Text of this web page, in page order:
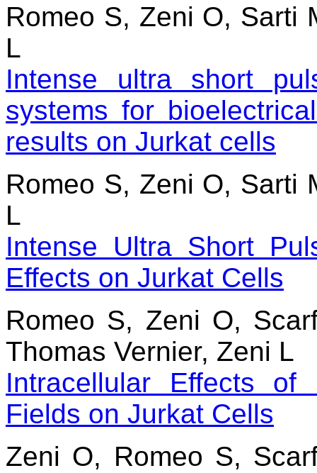
Romeo S, Zeni O, Sarti
L
Intense ultra short
systems for
results on Jurkat cells
Romeo S, Zeni O, Sarti
L
Intense Ultra Short
Effects on Jurkat Cells
Romeo S, Zeni O,
Thomas Vernier, Zeni L
Intracellular Effects of
Fields on Jurkat Cells
Zeni O, Romeo S,